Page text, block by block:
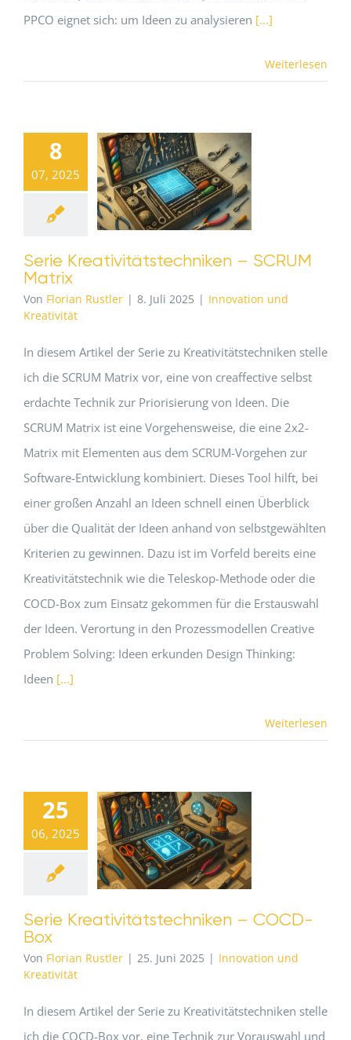
PPCO eignet sich: um Ideen zu analysieren [...]
Weiterlesen
8
07, 2025
Serie Kreativitätstechniken – SCRUM
Matrix
Von Florian Rustler | 8. Juli 2025 | Innovation und
Kreativität
In diesem Artikel der Serie zu Kreativitätstechniken stelle
ich die SCRUM Matrix vor, eine von creaffective selbst
erdachte Technik zur Priorisierung von Ideen. Die
SCRUM Matrix ist eine Vorgehensweise, die eine 2x2-
Matrix mit Elementen aus dem SCRUM-Vorgehen zur
Software-Entwicklung kombiniert. Dieses Tool hilft, bei
einer großen Anzahl an Ideen schnell einen Überblick
über die Qualität der Ideen anhand von selbstgewählten
Kriterien zu gewinnen. Dazu ist im Vorfeld bereits eine
Kreativitätstechnik wie die Teleskop-Methode oder die
COCD-Box zum Einsatz gekommen für die Erstauswahl
der Ideen. Verortung in den Prozessmodellen Creative
Problem Solving: Ideen erkunden Design Thinking:
Ideen [...]
Weiterlesen
25
06, 2025
Serie Kreativitätstechniken – COCD-
Box
Von Florian Rustler | 25. Juni 2025 | Innovation und
Kreativität
In diesem Artikel der Serie zu Kreativitätstechniken stelle
ich die COCD-Box vor, eine Technik zur Vorauswahl und